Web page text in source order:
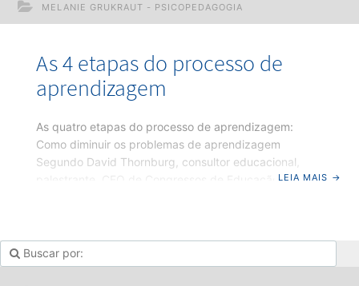
MELANIE GRUKRAUT - PSICOPEDAGOGIA
As 4 etapas do processo de
aprendizagem
As quatro etapas do processo de aprendizagem:
Como diminuir os problemas de aprendizagem
Segundo David Thornburg, consultor educacional,
palestrante, CEO de Congressos de Educação e autor
aprendizagem. A pergunta que ele se fazia é o porquê
de as pessoas não conseguirem apreender e reter
LEIA MAIS →